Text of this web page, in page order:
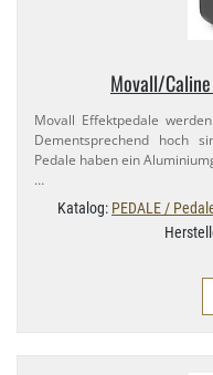
Movall/​
Movall Effektpedale
Dementsprechend hoch
Pedale haben ein
…
Katalog: PEDALE /